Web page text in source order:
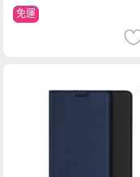
免運